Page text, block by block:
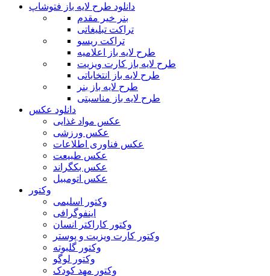
دانلود طرح لایه باز فتوشاپ
بنر خیر مقدم
تراکت تبلیغاتی
تراکت ریسو
طرح لایه باز اعلامیه
طرح لایه باز کارت ویزیت
طرح لایه باز انتخاباتی
طرح لایه باز بنر
طرح لایه باز مناسبتی
دانلود عکس
عکس مواد غذایی
عکس ورزشی
عکس فناوری اطلاعات
عکس طبیعت
عکس بکگراند
عکس اتومبیل
وکتور
وکتور اسلیمی
اینفوگرافی
وکتور کاراکتر انسان
وکتور کارت ویزیت و پوستر
وکتور گلبوته
وکتور لوگو
وکتور مهد کودک